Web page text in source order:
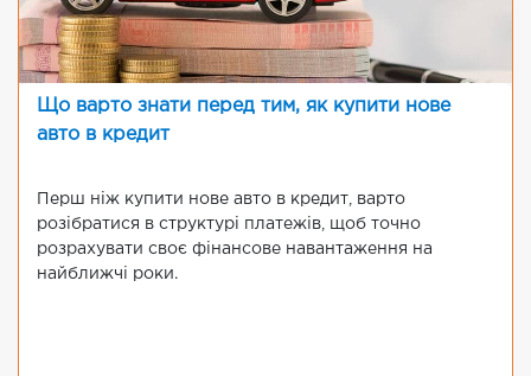
Що варто знати перед тим, як купити нове
авто в кредит
Перш ніж купити нове авто в кредит, варто
розібратися в структурі платежів, щоб точно
розрахувати своє фінансове навантаження на
найближчі роки.